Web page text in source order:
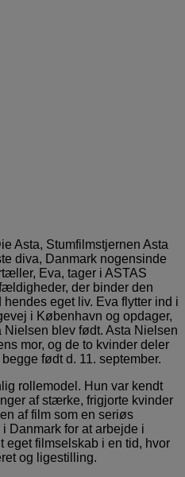
Asta, Stumfilmstjernen Asta
diva, Danmark nogensinde
Eva, tager i ASTAS
der binder den
eget liv. Eva flytter ind i
i København og opdager,
Nielsen blev født. Asta Nielsen
mor, og de to kvinder deler
født d. 11. september.
rollemodel. Hun var kendt
af stærke, frigjorte kvinder
af film som en seriøs
Danmark for at arbejde i
eget filmselskab i en tid, hvor
og ligestilling.